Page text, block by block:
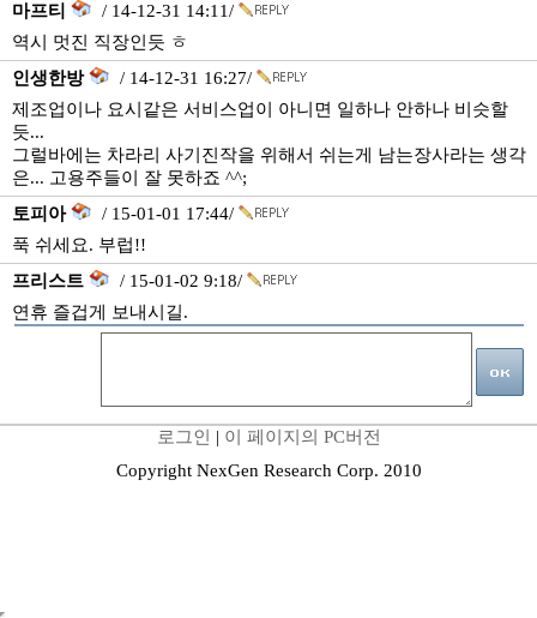
마프티
/ 14-12-31 14:11/
역시 멋진 직장인듯 ㅎ
인생한방
/ 14-12-31 16:27/
제조업이나 요시같은 서비스업이 아니면 일하나 안하나 비슷할
듯...
그럴바에는 차라리 사기진작을 위해서 쉬는게 남는장사라는 생각
은... 고용주들이 잘 못하죠 ^^;
토피아
/ 15-01-01 17:44/
푹 쉬세요. 부럽!!
프리스트
/ 15-01-02 9:18/
연휴 즐겁게 보내시길.
로그인 | 이 페이지의 PC버전
Copyright NexGen Research Corp. 2010